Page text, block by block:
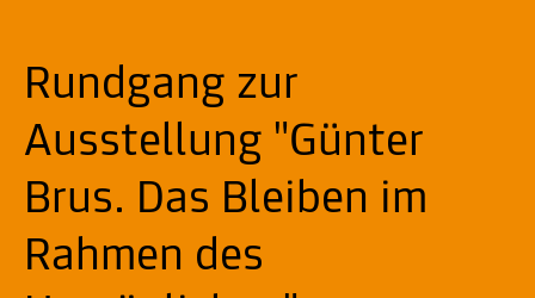
Rundgang zur
Ausstellung "Günter
Brus. Das Bleiben im
Rahmen des